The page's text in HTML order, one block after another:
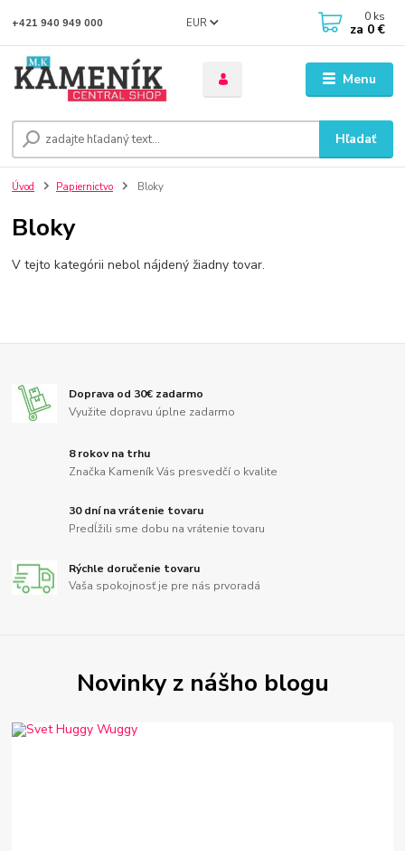
Menu
EUR
Hľadať
+421 940 949 000 0 ks
za 0 €
Úvod Papiernictvo Bloky
Bloky
V tejto kategórii nebol nájdený žiadny tovar.
Doprava od 30€ zadarmo
Využite dopravu úplne zadarmo
8 rokov na trhu
Značka Kameník Vás presvedčí o kvalite
30 dní na vrátenie tovaru
Predĺžili sme dobu na vrátenie tovaru
Rýchle doručenie tovaru
Vaša spokojnosť je pre nás prvoradá
Novinky z nášho blogu